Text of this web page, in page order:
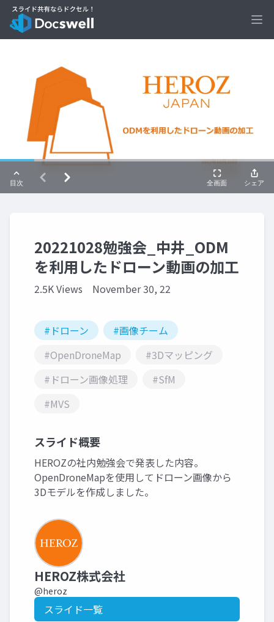
20221028勉強会_中井_ODM
を利用したドローン動画の加工
2.5K Views November 30, 22
#ドローン
#画像チーム
#OpenDroneMap
#3Dマッピング
#ドローン画像処理
#SfM
#MVS
スライド概要
HEROZの社内勉強会で発表した内容。
OpenDroneMapを使用してドローン画像から
3Dモデルを作成しました。
HEROZ株式会社
@heroz
スライド一覧